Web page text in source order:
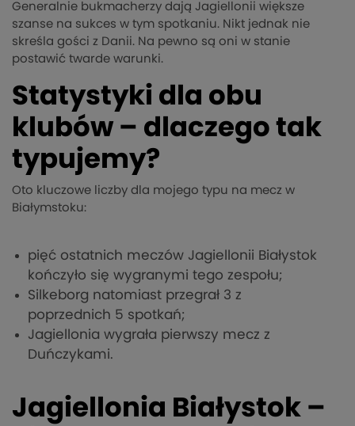
Generalnie bukmacherzy dają Jagiellonii większe
szanse na sukces w tym spotkaniu. Nikt jednak nie
skreśla gości z Danii. Na pewno są oni w stanie
postawić twarde warunki.
Statystyki dla obu
klubów – dlaczego tak
typujemy?
Oto kluczowe liczby dla mojego typu na mecz w
Białymstoku:
pięć ostatnich meczów Jagiellonii Białystok
kończyło się wygranymi tego zespołu;
Silkeborg natomiast przegrał 3 z
poprzednich 5 spotkań;
Jagiellonia wygrała pierwszy mecz z
Duńczykami.
Jagiellonia Białystok –